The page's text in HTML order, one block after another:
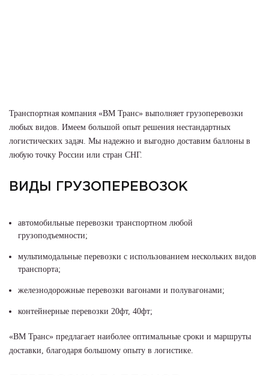
Транспортная компания «ВМ Транс» выполняет грузоперевозки
любых видов. Имеем большой опыт решения нестандартных
логистических задач. Мы надежно и выгодно доставим баллоны в
любую точку России или стран СНГ.
ВИДЫ ГРУЗОПЕРЕВОЗОК
автомобильные перевозки транспортном любой
грузоподъемности;
мультимодальные перевозки с использованием нескольких видов
транспорта;
железнодорожные перевозки вагонами и полувагонами;
контейнерные перевозки 20фт, 40фт;
«ВМ Транс» предлагает наиболее оптимальные сроки и маршруты
доставки, благодаря большому опыту в логистике.